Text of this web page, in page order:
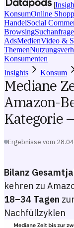
|
KonsumOnline
HandelSocial
Browsing
AdsMedienVideo &
Themen
Konsumenten
Insights
Konsum
Mediane
Amazon-
Kategorie
Ergebnisse vom
Bilanz
kehren zu
18–34 Tagen
Nachfüllzyklen
Mediane Zeit bis
Balkendiagramm